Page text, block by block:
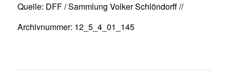
Quelle: DFF / Sammlung Volker Schlöndorff //
Archivnummer: 12_5_4_01_145